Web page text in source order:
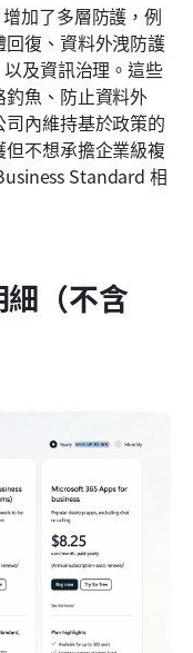
加了多層防護，例
復、資料外洩防護
以及資訊治理。這些
魚、防止資料外
內維持基於政策的
不想承擔企業級複
Standard 相
（不含